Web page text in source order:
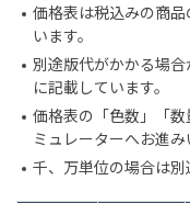
価格表は税込みの商
います。
別途版代がかかる場
に記載しています。
価格表の「色数」「
ミュレーターへお進み
千、万単位の場合は別